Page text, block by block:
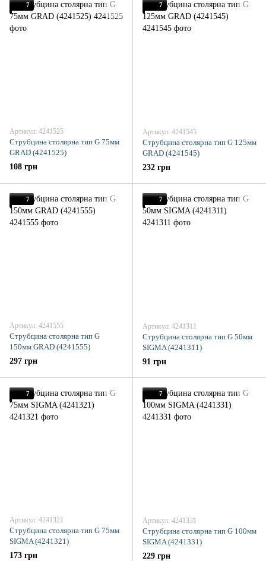
7
Артикул: 4241525
Струбцина столярна тип G 75мм
GRAD (4241525)
108 грн
7
Артикул: 4241545
Струбцина столярна тип G 125мм
GRAD (4241545)
232 грн
7
Артикул: 4241555
Струбцина столярна тип G
150мм GRAD (4241555)
297 грн
7
Артикул: 4241311
Струбцина столярна тип G 50мм
SIGMA (4241311)
91 грн
7
Артикул: 4241321
Струбцина столярна тип G 75мм
SIGMA (4241321)
173 грн
7
Артикул: 4241331
Струбцина столярна тип G 100мм
SIGMA (4241331)
229 грн